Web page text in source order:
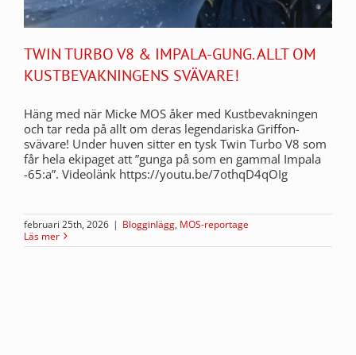
TWIN TURBO V8 & IMPALA-GUNG. ALLT OM
KUSTBEVAKNINGENS SVÄVARE!
Häng med när Micke MOS åker med Kustbevakningen
och tar reda på allt om deras legendariska Griffon-
svävare! Under huven sitter en tysk Twin Turbo V8 som
får hela ekipaget att ”gunga på som en gammal Impala
-65:a”. Videolänk https://youtu.be/7othqD4qOIg
februari 25th, 2026 | Blogginlägg, MOS-reportage
Läs mer